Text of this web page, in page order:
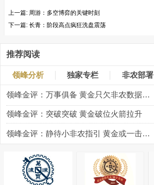
上一篇: 周游：多空博弈的关键时刻
下一篇: 长青：阶段高点疯狂洗盘震荡
推荐阅读
领峰分析 独家专栏 非农部署
领峰金评：万事俱备 黄金只欠非农数据“东风”
领峰金评：突破突破 黄金破位火箭拉升
领峰金评：静待小非农指引 黄金或一击破局